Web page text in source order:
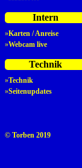
Intern
»Karten / Anreise
»Webcam live
Technik
»Technik
»Seitenupdates
© Torben 2019